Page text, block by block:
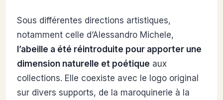
Sous différentes directions artistiques,
notamment celle d’Alessandro Michele,
l’abeille a été réintroduite pour apporter une
dimension naturelle et poétique aux
collections. Elle coexiste avec le logo original
sur divers supports, de la maroquinerie à la